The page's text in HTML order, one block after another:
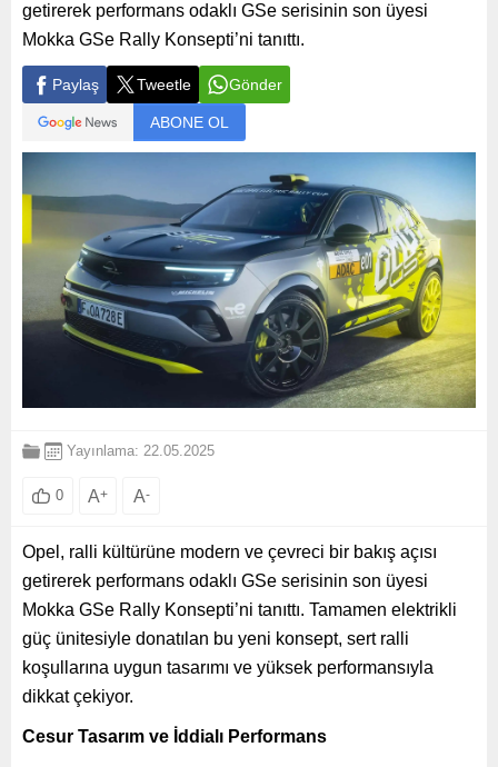
getirerek performans odaklı GSe serisinin son üyesi
Mokka GSe Rally Konsepti’ni tanıttı.
Paylaş Tweetle Gönder
ABONE OL
Yayınlama: 22.05.2025
0 A+ A-
Opel, ralli kültürüne modern ve çevreci bir bakış açısı
getirerek performans odaklı GSe serisinin son üyesi
Mokka GSe Rally Konsepti’ni tanıttı. Tamamen elektrikli
güç ünitesiyle donatılan bu yeni konsept, sert ralli
koşullarına uygun tasarımı ve yüksek performansıyla
dikkat çekiyor.
Cesur Tasarım ve İddialı Performans